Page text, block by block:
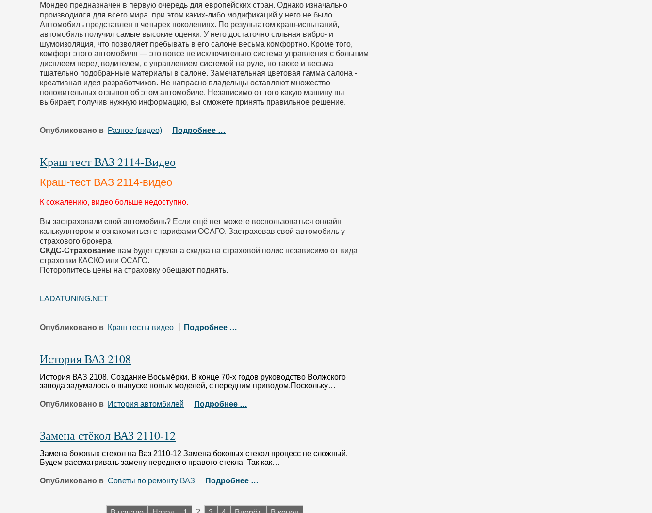
Мондео предназначен в первую очередь для европейских стран. Однако изначально
производился для всего мира, при этом каких-либо модификаций у него не было.
Автомобиль представлен в четырех поколениях. По результатом краш-испытаний,
автомобиль получил самые высокие оценки. У него достаточно сильная вибро- и
шумоизоляция, что позволяет пребывать в его салоне весьма комфортно. Кроме того,
комфорт этого автомобиля — это вовсе не исключительно система управления с большим
дисплеем перед водителем, с управлением системой на руле, но также и весьма
тщательно подобранные материалы в салоне. Замечательная цветовая гамма салона -
креативная идея разработчиков. Не напрасно владельцы оставляют множество
положительных отзывов об этом автомобиле. Независимо от того какую машину вы
выбирает, получив нужную информацию, вы сможете принять правильное решение.
Опубликовано в Разное (видео) Подробнее …
Краш тест ВАЗ 2114-Видео
Краш-тест ВАЗ 2114-видео
К сожалению, видео больше недоступно.
Вы застраховали свой автомобиль? Если ещё нет можете воспользоваться онлайн
калькулятором и ознакомиться с тарифами ОСАГО. Застраховав свой автомобиль у
страхового брокера
СКДС-Страхование вам будет сделана скидка на страховой полис независимо от вида
страховки КАСКО или ОСАГО.
Поторопитесь цены на страховку обещают поднять.
LADATUNING.NET
Опубликовано в Краш тесты видео Подробнее …
История ВАЗ 2108
История ВАЗ 2108. Создание Восьмёрки. В конце 70-х годов руководство Волжского
завода задумалось о выпуске новых моделей, с передним приводом.Поскольку…
Опубликовано в История автомбилей Подробнее …
Замена стёкол ВАЗ 2110-12
Замена боковых стекол на Ваз 2110-12 Замена боковых стекол процесс не сложный.
Будем рассматривать замену переднего правого стекла. Так как…
Опубликовано в Советы по ремонту ВАЗ Подробнее …